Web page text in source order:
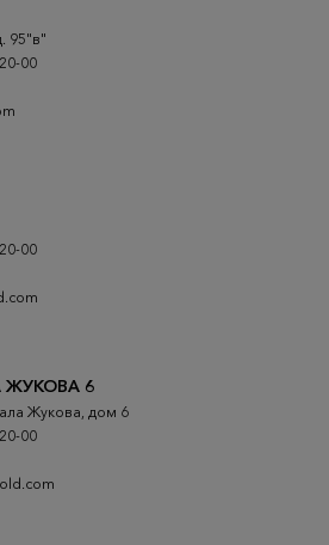
95"в"
00
00
6
Жукова, дом 6
00